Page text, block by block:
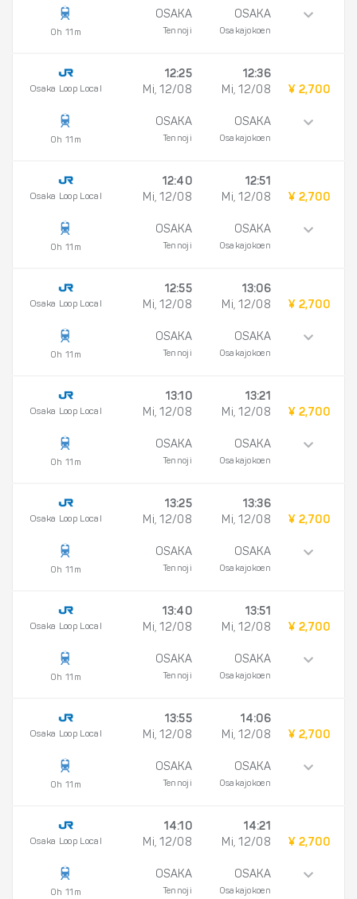
0h 11m
OSAKA
Tennoji
OSAKA
Osakajokoen
Osaka Loop Local
0h 11m
12:25
Mi, 12/08
OSAKA
Tennoji
12:36
Mi, 12/08
OSAKA
Osakajokoen
¥ 2,700
Osaka Loop Local
0h 11m
12:40
Mi, 12/08
OSAKA
Tennoji
12:51
Mi, 12/08
OSAKA
Osakajokoen
¥ 2,700
Osaka Loop Local
0h 11m
12:55
Mi, 12/08
OSAKA
Tennoji
13:06
Mi, 12/08
OSAKA
Osakajokoen
¥ 2,700
Osaka Loop Local
0h 11m
13:10
Mi, 12/08
OSAKA
Tennoji
13:21
Mi, 12/08
OSAKA
Osakajokoen
¥ 2,700
Osaka Loop Local
0h 11m
13:25
Mi, 12/08
OSAKA
Tennoji
13:36
Mi, 12/08
OSAKA
Osakajokoen
¥ 2,700
Osaka Loop Local
0h 11m
13:40
Mi, 12/08
OSAKA
Tennoji
13:51
Mi, 12/08
OSAKA
Osakajokoen
¥ 2,700
Osaka Loop Local
0h 11m
13:55
Mi, 12/08
OSAKA
Tennoji
14:06
Mi, 12/08
OSAKA
Osakajokoen
¥ 2,700
Osaka Loop Local
0h 11m
14:10
Mi, 12/08
OSAKA
Tennoji
14:21
Mi, 12/08
OSAKA
Osakajokoen
¥ 2,700